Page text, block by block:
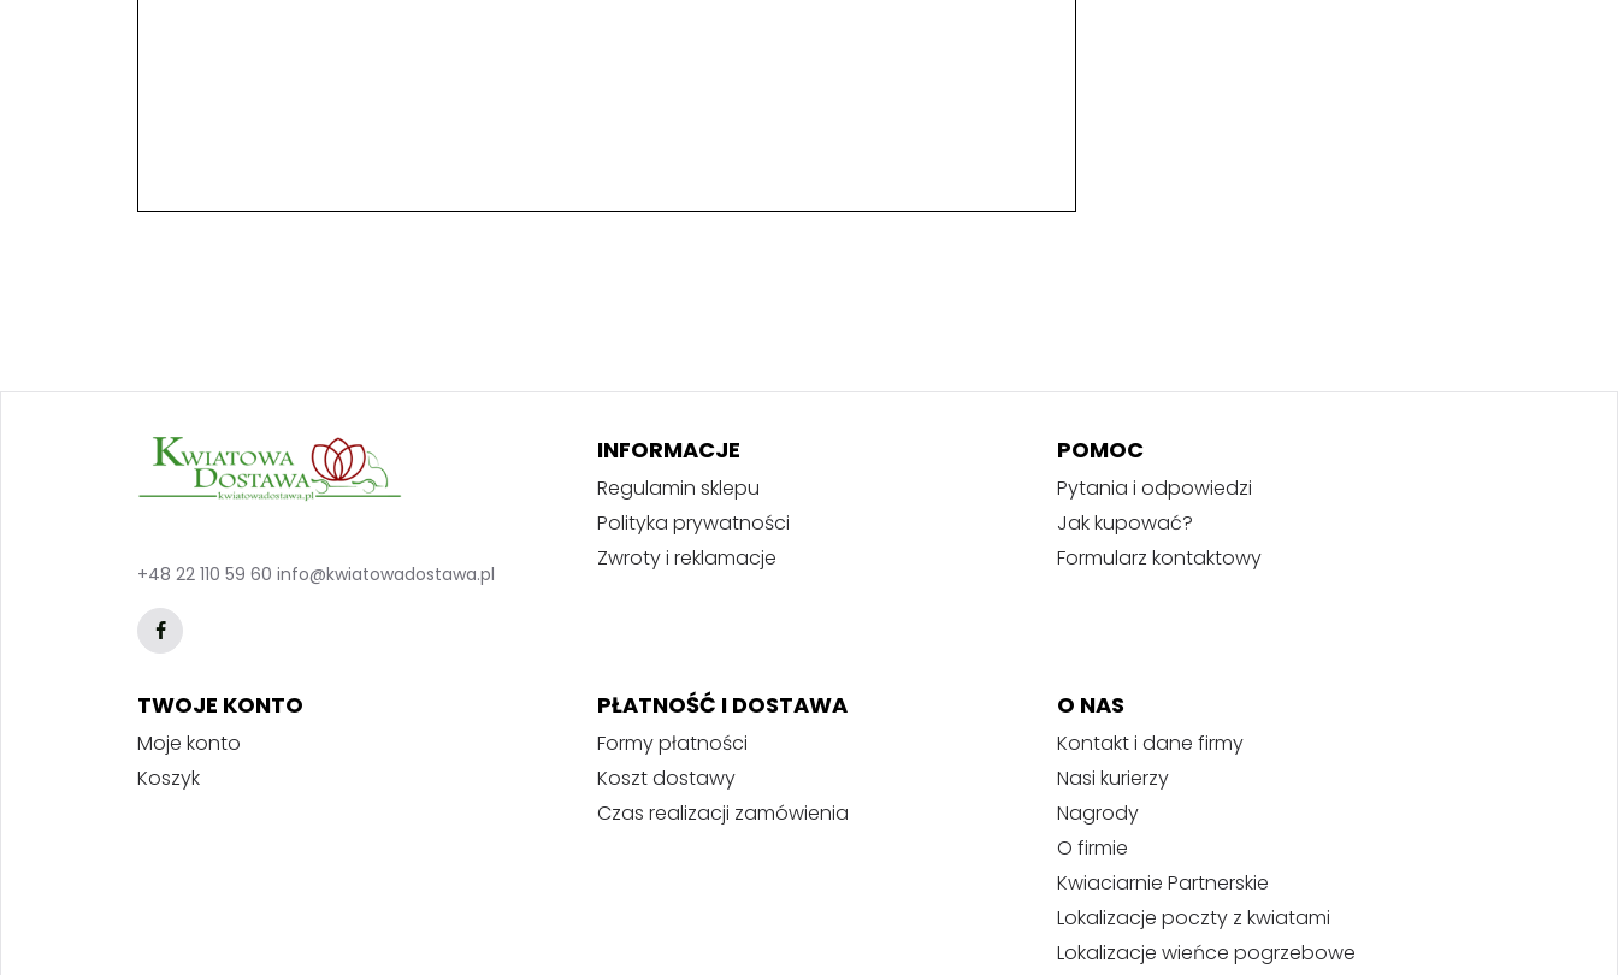
+48 22 110 59 60 info@kwiatowadostawa.pl
INFORMACJE
Regulamin sklepu
Polityka prywatności
Zwroty i reklamacje
POMOC
Pytania i odpowiedzi
Jak kupować?
Formularz kontaktowy
TWOJE KONTO
Moje konto
Koszyk
PŁATNOŚĆ I DOSTAWA
Formy płatności
Koszt dostawy
Czas realizacji zamówienia
O NAS
Kontakt i dane firmy
Nasi kurierzy
Nagrody
O firmie
Kwiaciarnie Partnerskie
Lokalizacje poczty z kwiatami
Lokalizacje wieńce pogrzebowe